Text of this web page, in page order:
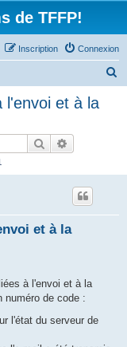
de TFFP!
Connexion
Inscription
l'envoi et à la
Rechercher
et à la
à l'envoi et à la
numéro de code :
l'état du serveur de